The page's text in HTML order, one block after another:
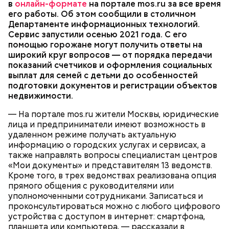
в онлайн-формате на портале mos.ru за все время
его работы. Об этом сообщили в столичном
Департаменте информационных технологий.
Сервис запустили осенью 2021 года. С его
помощью горожане могут получить ответы на
широкий круг вопросов — от порядка передачи
показаний счетчиков и оформления социальных
выплат для семей с детьми до особенностей
подготовки документов и регистрации объектов
недвижимости.
— На портале mos.ru жители Москвы, юридические
лица и предприниматели имеют возможность в
удаленном режиме получать актуальную
информацию о городских услугах и сервисах, а
также направлять вопросы специалистам центров
«Мои документы» и представителям 13 ведомств.
Кроме того, в трех ведомствах реализована опция
прямого общения с руководителями или
уполномоченными сотрудниками. Записаться и
проконсультироваться можно с любого цифрового
устройства с доступом в интернет: смартфона,
планшета или компьютера, — рассказали в
Сотрудники центров госуслуг и столичных
ведомств проводят видеовстречи по более чем
200 разнообразным темам. Например, жители
столицы могут получить разъяснения о том, как
оформить свидетельство о рождении, назначить
пенсию, выполнить перерасчет коммунальных
платежей либо изменить место жительства.
порядке получения индивидуального номера
налогоплательщика, полиса обязательного
медицинского страхования, страхового номера
индивидуального лицевого счета и прочих
значимых услугах.
подобрать удобные дату и время. Пользователь
получит ссылку на видеозвонок и инструкцию по
подключению — они поступят в личный кабинет на
портале и на электронную почту. В назначенное
время останется лишь подключиться к встрече. Для
работы с сервисом необходимо иметь
стандартную илиполную учетную запись на
mos.ru. В среднем длительность одной
консультации составляет около 20 минут.
Сервис доступен ежедневно с 08:00 до 19:50, за
исключением праздничных дней.
ПОРТАЛ MOS.RU МОСКВА УСЛУГИ
— Процесс полностью автоматизирован, поэтому
создание одной печатной платы занимает от
восьми до десяти минут. В час мы можем
производить около 125 штук, — рассказывает
Здесь автоматизировано буквально все, включая и
«холодильник» — так сотрудники в шутку
называют большой шкаф, в котором хранится
паяльная паста. Специалист на сенсорном экране
устанавливает температуру камеры хранения
материала. Причем для каждой камеры можно
установить свою температуру. Пара нажатий, и в
нужное время аппарат выдает материал с
подходит к «холодильнику» и через маленькое
окошко достает баночку с сырьем.